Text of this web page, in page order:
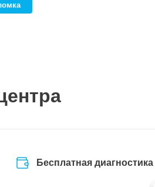
Бесплатная диагностика